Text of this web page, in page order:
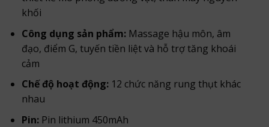
khối
Công dụng sản phẩm:Massage hậu môn, âm
đạo, điểm G, tuyến tiền liệt và hỗ trợ tăng khoái
cảm
Chế độ hoạt động:12 chức năng rung thụt khác
nhau
Pin:Pin lithium 450mAh